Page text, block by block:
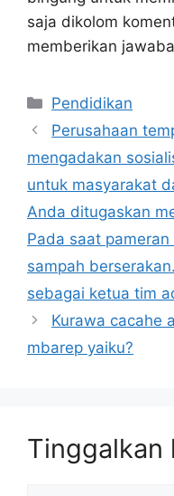
saja dikolom
memberikan
Kategori
Pendidikan
Perusahaan
mengadakan
untuk masyarakat
Anda ditugaskan
Pada saat
sampah
sebagai ketua tim
Kurawa cacahe
mbarep yaiku?
Tinggalkan